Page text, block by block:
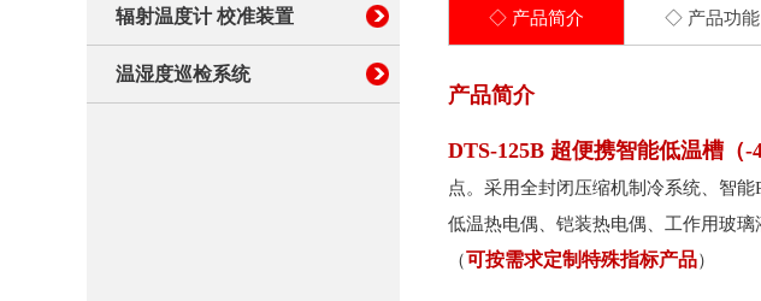
辐射温度计 校准装置
温湿度巡检系统
◇ 产品简介 ◇ 产品功能
产品简介
DTS-125B 超便携智能低温槽（-
点。采用全封闭压缩机制冷系统、智
低温热电偶、铠装热电偶、工作用玻
（可按需求定制特殊指标产品）